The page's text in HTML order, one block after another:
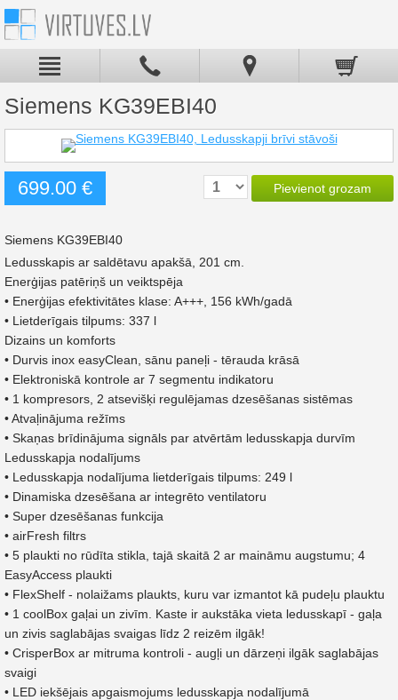
Siemens KG39EBI40
699.00 € Pievienot grozam
Siemens KG39EBI40
Ledusskapis ar saldētavu apakšā, 201 cm.
Enerģijas patēriņš un veiktspēja
• Enerģijas efektivitātes klase: A+++, 156 kWh/gadā
• Lietderīgais tilpums: 337 l
Dizains un komforts
• Durvis inox easyClean, sānu paneļi - tērauda krāsā
• Elektroniskā kontrole ar 7 segmentu indikatoru
• 1 kompresors, 2 atsevišķi regulējamas dzesēšanas sistēmas
• Atvaļinājuma režīms
• Skaņas brīdinājuma signāls par atvērtām ledusskapja durvīm
Ledusskapja nodalījums
• Ledusskapja nodalījuma lietderīgais tilpums: 249 l
• Dinamiska dzesēšana ar integrēto ventilatoru
• Super dzesēšanas funkcija
• airFresh filtrs
• 5 plaukti no rūdīta stikla, tajā skaitā 2 ar maināmu augstumu; 4
EasyAccess plaukti
• FlexShelf - nolaižams plaukts, kuru var izmantot kā pudeļu plauktu
• 1 coolBox gaļai un zivīm. Kaste ir aukstāka vieta ledusskapī - gaļa
un zivis saglabājas svaigas līdz 2 reizēm ilgāk!
• CrisperBox ar mitruma kontroli - augļi un dārzeņi ilgāk saglabājas
svaigi
• LED iekšējais apgaismojums ledusskapja nodalījumā